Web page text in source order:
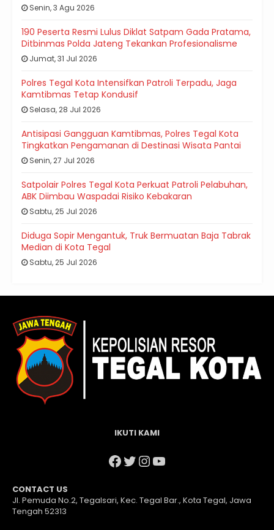
Senin, 3 Agu 2026
190 Peserta Resmi Lulus Diklat Satpam Gada Pratama,
Ditbinmas Polda Jateng Tekankan Profesionalisme
Jumat, 31 Jul 2026
Polres Tegal Kota Intensifkan Patroli Terpadu, Jaga
Kamtibmas Tetap Kondusif
Selasa, 28 Jul 2026
Antisipasi Gangguan Kamtibmas, Polres Tegal Kota
Tingkatkan Pengamanan di Destinasi Wisata Pantai
Senin, 27 Jul 2026
Satpolair Polres Tegal Kota Perkuat Patroli Pelabuhan,
ABK Diimbau Waspadai Risiko Kebakaran
Sabtu, 25 Jul 2026
Diduga Sopir Mengantuk, Truk Bermuatan Baja Tabrak
Median di Kota Tegal
Sabtu, 25 Jul 2026
IKUTI KAMI
Facebook
Twitter
Instagram
YouTube
CONTACT US
Jl. Pemuda No.2, Tegalsari, Kec. Tegal Bar., Kota Tegal, Jawa
Tengah 52313